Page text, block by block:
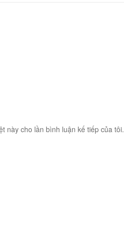
này cho lần bình luận kế tiếp của tôi.